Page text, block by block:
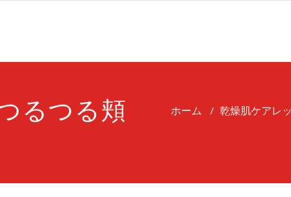
るつる頬 ホーム / 乾燥肌ケアレ